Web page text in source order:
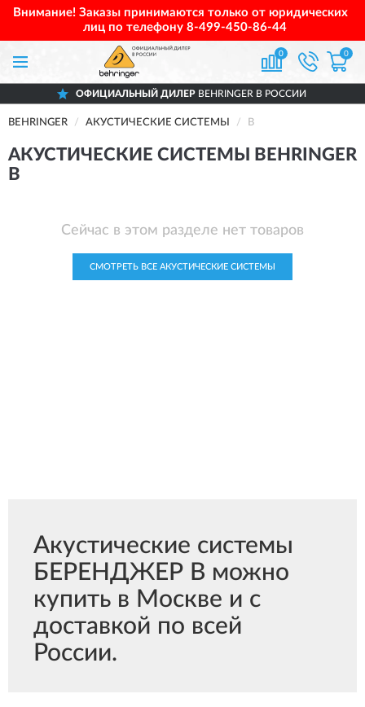
Внимание! Заказы принимаются только от юридических
лиц по телефону 8-499-450-86-44
0 0
ОФИЦИАЛЬНЫЙ ДИЛЕР BEHRINGER В РОССИИ
BEHRINGER АКУСТИЧЕСКИЕ СИСТЕМЫ B
АКУСТИЧЕСКИЕ СИСТЕМЫ BEHRINGER
B
Сейчас в этом разделе нет товаров
СМОТРЕТЬ ВСЕ АКУСТИЧЕСКИЕ СИСТЕМЫ
Акустические системы
БЕРЕНДЖЕР B можно
купить в Москве и с
доставкой по всей
России.